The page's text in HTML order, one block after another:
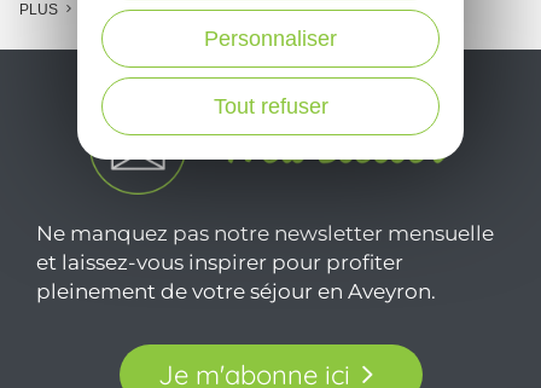
PLUS
Ne manquez pas notre newsletter mensuelle
et laissez-vous inspirer pour profiter
pleinement de votre séjour en Aveyron.
Je m'abonne ici
Tout refuser
Personnaliser